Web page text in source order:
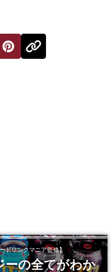
ドリンクマニア監修】
ーの全てがわか